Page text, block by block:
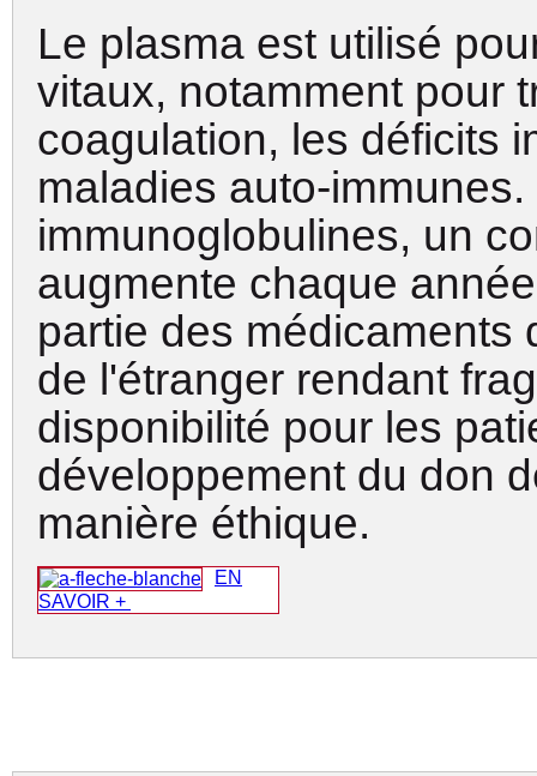
Le plasma est utilisé
vitaux, notamment pour
coagulation, les déficits
maladies auto-immunes.
immunoglobulines, un
augmente chaque
partie des médicaments
de l'étranger rendant
disponibilité pour les
développement du don
manière éthique.
EN
SAVOIR +